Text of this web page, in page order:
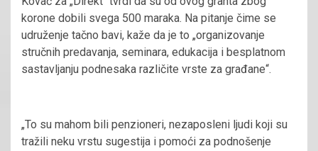
korone dobili svega 500 maraka. Na pitanje čime se
udruženje tačno bavi, kaže da je to „organizovanje
stručnih predavanja, seminara, edukacija i besplatnom
sastavljanju podnesaka različite vrste za građane“.
„To su mahom bili penzioneri, nezaposleni ljudi koji su
tražili neku vrstu sugestija i pomoći za podnošenje